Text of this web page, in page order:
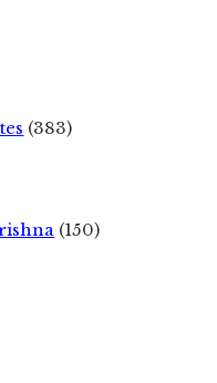
(383)
(150)